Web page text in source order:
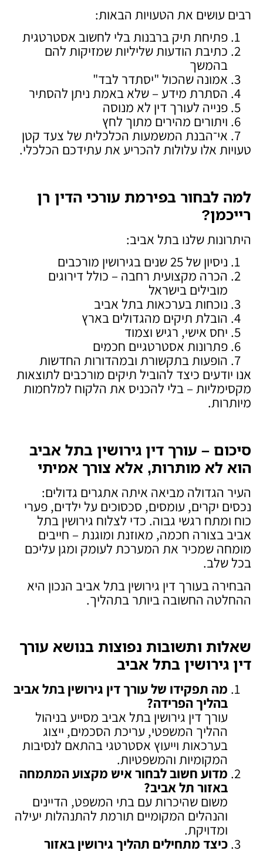
רבים עושים את הטעויות הבאות:
פתיחת תיק ברבנות בלי לחשוב אסטרטגית
כתיבת הודעות שליליות שמזיקות להם
בהמשך
אמונה שהכול "יסתדר לבד"
הסתרת מידע – שלא באמת ניתן להסתיר
פנייה לעורך דין לא מנוסה
ויתורים מהירים מתוך לחץ
אי־הבנת המשמעות הכלכלית של צעד קטן
טעויות אלו עלולות להכריע את עתידכם הכלכלי.
למה לבחור בפירמת עורכי הדין רן
רייכמן?
היתרונות שלנו בתל אביב:
ניסיון של 25 שנים בגירושין מורכבים
הכרה מקצועית רחבה – כולל דירוגים
מובילים בישראל
נוכחות בערכאות בתל אביב
הובלת תיקים מהגדולים בארץ
יחס אישי, רגיש וצמוד
פתרונות אסטרטגיים חכמים
הופעות בתקשורת ובמהדורות החדשות
אנו יודעים כיצד להוביל תיקים מורכבים לתוצאות
מקסימליות – בלי להכניס את הלקוח למלחמות
מיותרות.
סיכום – עורך דין גירושין בתל אביב
הוא לא מותרות, אלא צורך אמיתי
העיר הגדולה מביאה איתה אתגרים גדולים:
נכסים יקרים, עומסים, סכסוכים על ילדים, פערי
כוח ומתח רגשי גבוה. כדי לצלוח גירושין בתל
אביב בצורה חכמה, מאוזנת ומוגנת – חייבים
מומחה שמכיר את המערכת לעומק ומגן עליכם
בכל שלב.
הבחירה בעורך דין גירושין בתל אביב הנכון היא
ההחלטה החשובה ביותר בתהליך.
שאלות ותשובות נפוצות בנושא עורך
דין גירושין בתל אביב
מה תפקידו של עורך דין גירושין בתל אביב
בהליך הפרידה?
עורך דין גירושין בתל אביב מסייע בניהול
ההליך המשפטי, עריכת הסכמים, ייצוג
בערכאות וייעוץ אסטרטגי בהתאם לנסיבות
המקומיות והמשפטיות.
מדוע חשוב לבחור איש מקצוע המתמחה
באזור תל אביב?
משום שהיכרות עם בתי המשפט, הדיינים
והנהלים המקומיים תורמת להתנהלות יעילה
ומדויקת.
כיצד מתחילים תהליך גירושין באזור